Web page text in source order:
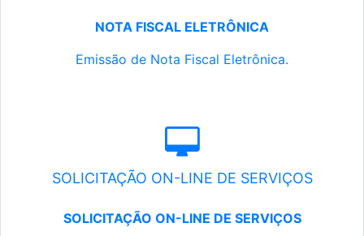
NOTA FISCAL ELETRÔNICA
Emissão de Nota Fiscal Eletrônica.
SOLICITAÇÃO ON-LINE DE SERVIÇOS
SOLICITAÇÃO ON-LINE DE SERVIÇOS